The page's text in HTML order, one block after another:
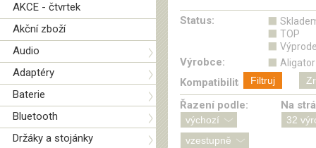
AKCE - čtvrtek
Akční zboží
Audio
Adaptéry
Baterie
Bluetooth
Držáky a stojánky
Status:
TOP
Výrobce: Aligator
Kompatibilita: Filtruj
Řazení podle: Na